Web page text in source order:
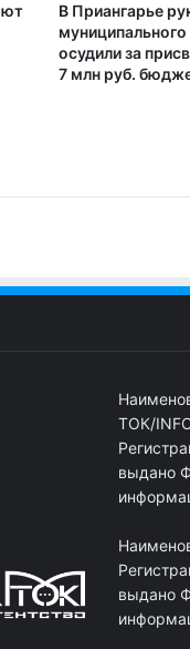
В Приангарье
осудили за
7 млн руб.
ТОК/
выдано
выдано